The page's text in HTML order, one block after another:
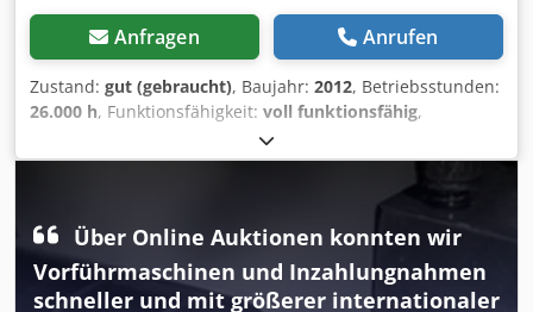
Anfragen Anrufen
Zustand: gut (gebraucht), Baujahr: 2012, Betriebsstunden:
26.000 h, Funktionsfähigkeit: voll funktionsfähig,
2.000 kW (2.719,24 PS)
Nennscheinleistung:2.527 kVA, Art der Kühlung:Luft,
, Eingangsspannung:10.500 V
, Art des Eingangsstroms:
Wechselstrom (AC), Ausstattung:
Dokumentation/Handbuch
, 2 MWe CHP plant; with
Caterpillar G3520-gen set for gas and methane; with
Über Online Auktionen konnten wir
Vorführmaschinen und Inzahlungnahmen
schneller und mit größerer internationaler